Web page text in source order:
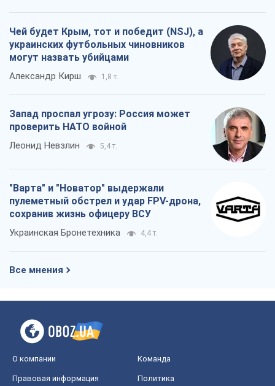
Чей будет Крым, тот и победит (NSJ), а
украинских футбольных чиновников
могут назвать убийцами
Александр Кирш 1,8 т.
Запад проспал угрозу: Россия может
проверить НАТО войной
Леонид Невзлин 5,4 т.
"Варта" и "Новатор" выдержали
пулеметный обстрел и удар FPV-дрона,
сохранив жизнь офицеру ВСУ
Украинская Бронетехника 4,4 т.
Все мнения
О компании Команда
Правовая информация
Политика